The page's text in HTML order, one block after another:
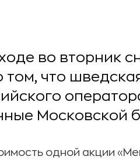
во вторник
что
Московской
одной акции